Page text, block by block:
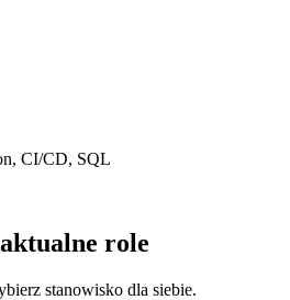
CI/CD, SQL
role
stanowisko dla siebie.